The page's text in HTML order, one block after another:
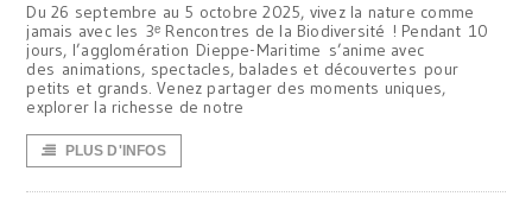
Du 26 septembre au 5 octobre 2025, vivez la nature comme
jamais avec les 3ᵉ Rencontres de la Biodiversité ! Pendant 10
jours, l’agglomération Dieppe-Maritime s’anime avec
des animations, spectacles, balades et découvertes pour
petits et grands. Venez partager des moments uniques,
explorer la richesse de notre
PLUS D'INFOS